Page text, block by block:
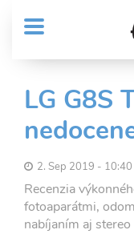
obsah
MENU
Sub
Header
menu
User
account
menu
LG G8S
2. Sep 2019 - 10:40
Recenzia
fotoaparátmi,
nabíjaním aj